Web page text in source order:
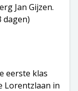
Jan Gijzen.
dagen)
eerste klas
Lorentzlaan in